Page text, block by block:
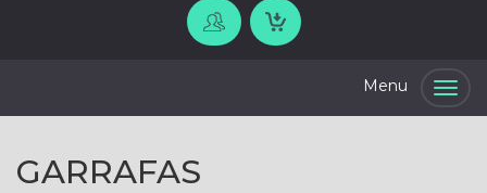
GARRAFAS